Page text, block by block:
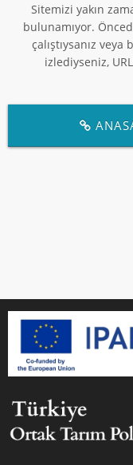
Sitemizi yakın
bulunamıyor.
çalıştıysanız
izlediyseniz,